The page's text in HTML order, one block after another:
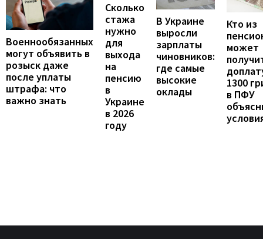
Военнообязанных
могут объявить в
розыск даже
после уплаты
штрафа: что
важно знать
Сколько
стажа
нужно
для
выхода
на
пенсию
в
Украине
в 2026
году
В Украине
выросли
зарплаты
чиновников:
где самые
высокие
оклады
Кто из
может
1300
в ПФУ